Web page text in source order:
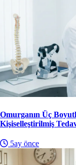
Omurganın Üç
Kişiselleştirilmiş
5ay önce